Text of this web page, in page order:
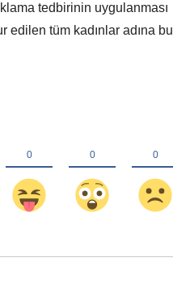
tedbirinin uygulanması
tüm kadınlar adına bu